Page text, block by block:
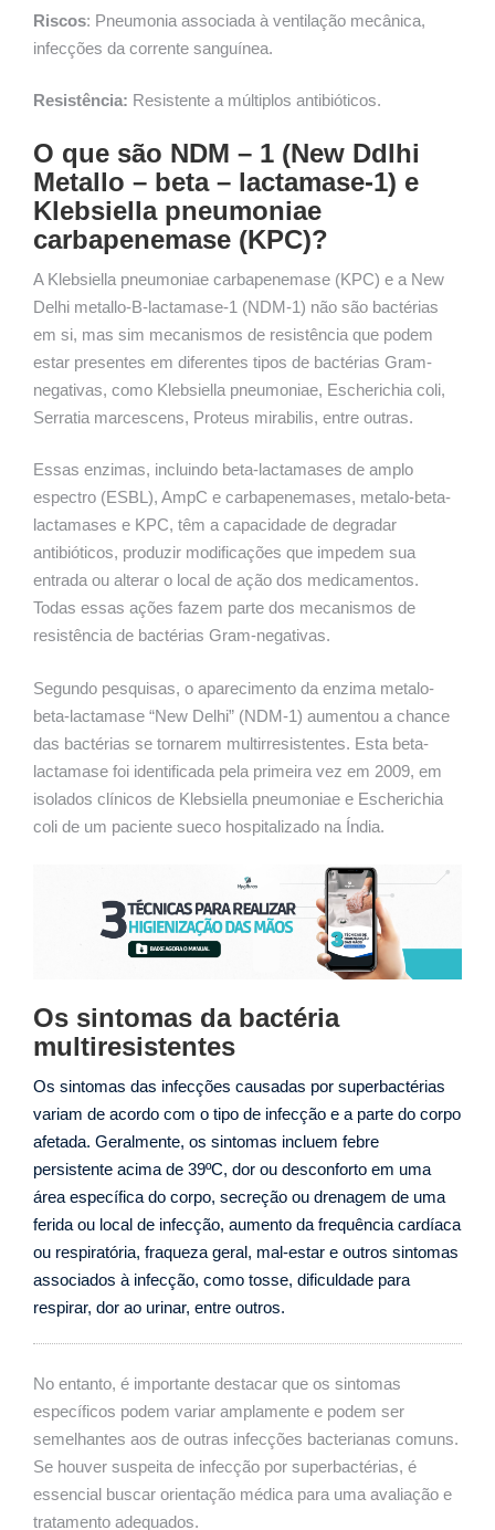
Riscos: Pneumonia associada à ventilação mecânica,
infecções da corrente sanguínea.
Resistência: Resistente a múltiplos antibióticos.
O que são NDM – 1 (New Ddlhi
Metallo – beta – lactamase-1) e
Klebsiella pneumoniae
carbapenemase (KPC)?
A Klebsiella pneumoniae carbapenemase (KPC) e a New
Delhi metallo-B-lactamase-1 (NDM-1) não são bactérias
em si, mas sim mecanismos de resistência que podem
estar presentes em diferentes tipos de bactérias Gram-
negativas, como Klebsiella pneumoniae, Escherichia coli,
Serratia marcescens, Proteus mirabilis, entre outras.
Essas enzimas, incluindo beta-lactamases de amplo
espectro (ESBL), AmpC e carbapenemases, metalo-beta-
lactamases e KPC, têm a capacidade de degradar
antibióticos, produzir modificações que impedem sua
entrada ou alterar o local de ação dos medicamentos.
Todas essas ações fazem parte dos mecanismos de
resistência de bactérias Gram-negativas.
Segundo pesquisas, o aparecimento da enzima metalo-
beta-lactamase “New Delhi” (NDM-1) aumentou a chance
das bactérias se tornarem multirresistentes. Esta beta-
lactamase foi identificada pela primeira vez em 2009, em
isolados clínicos de Klebsiella pneumoniae e Escherichia
coli de um paciente sueco hospitalizado na Índia.
Os sintomas da bactéria
multiresistentes
Os sintomas das infecções causadas por superbactérias
variam de acordo com o tipo de infecção e a parte do corpo
afetada. Geralmente, os sintomas incluem febre
persistente acima de 39ºC, dor ou desconforto em uma
área específica do corpo, secreção ou drenagem de uma
ferida ou local de infecção, aumento da frequência cardíaca
ou respiratória, fraqueza geral, mal-estar e outros sintomas
associados à infecção, como tosse, dificuldade para
respirar, dor ao urinar, entre outros.
No entanto, é importante destacar que os sintomas
específicos podem variar amplamente e podem ser
semelhantes aos de outras infecções bacterianas comuns.
Se houver suspeita de infecção por superbactérias, é
essencial buscar orientação médica para uma avaliação e
tratamento adequados.